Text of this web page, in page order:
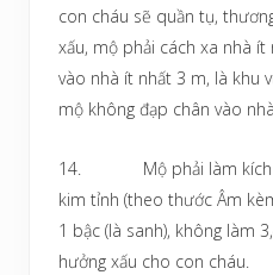
con cháu sẽ quần tụ,
xấu, mộ phải cách xa nhà
vào nhà ít nhất 3 m, là khu
mộ không đạp chân vào
14. Mộ phải làm kích
kim tỉnh (theo thước Âm
1 bậc (là sanh), không làm
hưởng xấu cho con cháu.